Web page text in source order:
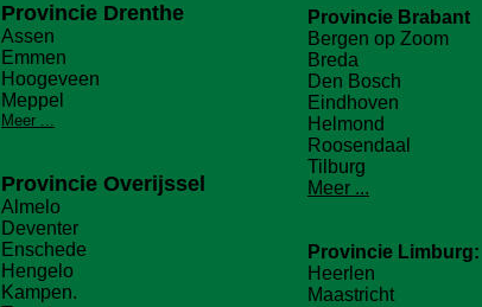
Provincie Drenthe
Assen
Emmen
Hoogeveen
Meppel
Meer ...
Provincie Overijssel
Almelo
Deventer
Enschede
Hengelo
Kampen.
Provincie Brabant
Bergen op Zoom
Breda
Den Bosch
Eindhoven
Helmond
Roosendaal
Tilburg
Meer ...
Provincie Limburg:
Heerlen
Maastricht